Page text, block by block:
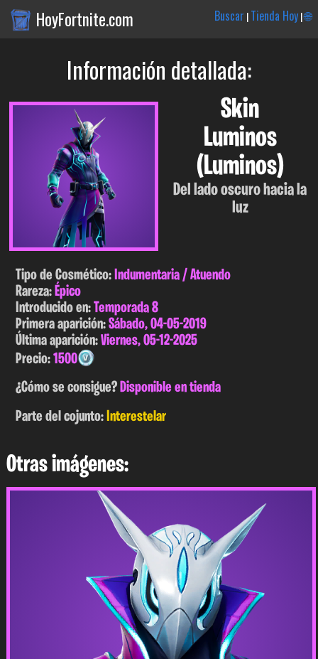
HoyFortnite.com Buscar |Tienda Hoy|🌐
Información detallada:
Skin
Luminos
(Luminos)
Del lado oscuro hacia la
luz
Tipo de Cosmético:Indumentaria / Atuendo
Rareza:Épico
Introducido en:Temporada 8
Primera aparición:Sábado, 04-05-2019
Última aparición:Viernes, 05-12-2025
Precio:1500
¿Cómo se consigue?Disponible en tienda
Parte del cojunto:Interestelar
Otras imágenes: